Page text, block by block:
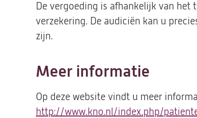
De vergoeding is afhankelijk van
verzekering. De audiciën kan u
zijn.
Meer informatie
Op deze website vindt u meer
http://www.kno.nl/index.php/